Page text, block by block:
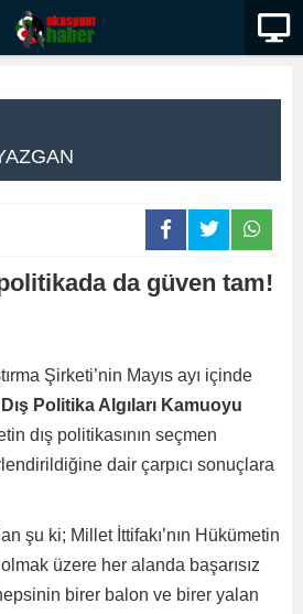
da güven tam!
Şirketi’nin Mayıs ayı içinde
Politika Algıları Kamuoyu
dış politikasının seçmen
dair çarpıcı sonuçlara
şu ki; Millet İttifakı’nın Hükümetin
üzere her alanda başarısız
birer balon ve birer yalan